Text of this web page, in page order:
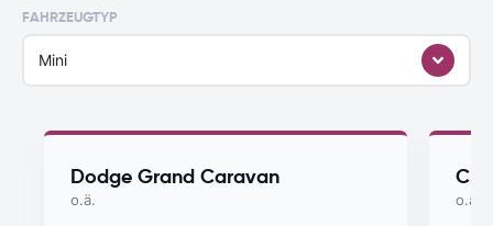
FAHRZEUGTYP
Mini
Dodge Grand Caravan
o.ä. o.ä.